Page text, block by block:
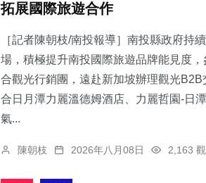
拓展國際旅遊合作
［記者陳朝枝/南投報導］南投縣政府持
場，積極提升南投國際旅遊品牌能見度
合觀光行銷團，遠赴新加坡辦理觀光
合日月潭力麗溫德姆酒店、力麗哲園-日
氣...
陳朝枝 2026年八月08日 2,163